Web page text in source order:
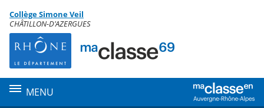
Menu de la rubrique
Contenu
Collège Simone Veil
CHÂTILLON-D'AZERGUES
MENU